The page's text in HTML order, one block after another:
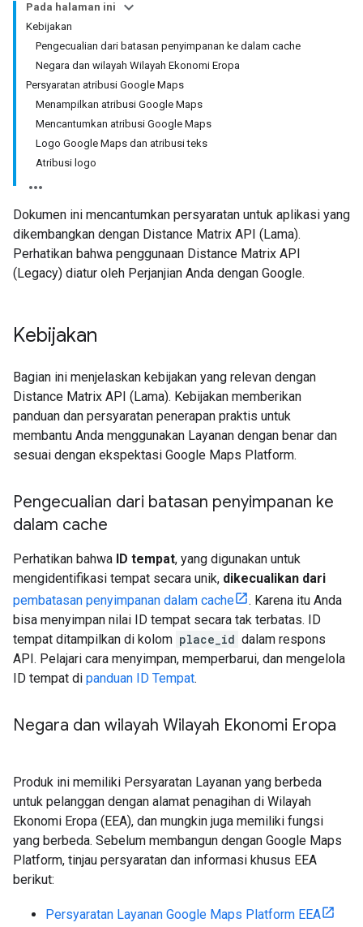
Pada halaman ini
Kebijakan
Pengecualian dari batasan penyimpanan ke dalam cache
Negara dan wilayah Wilayah Ekonomi Eropa
Persyaratan atribusi Google Maps
Menampilkan atribusi Google Maps
Mencantumkan atribusi Google Maps
Logo Google Maps dan atribusi teks
Atribusi logo
Dokumen ini mencantumkan persyaratan untuk aplikasi yang
dikembangkan dengan Distance Matrix API (Lama).
Perhatikan bahwa penggunaan Distance Matrix API
(Legacy) diatur oleh Perjanjian Anda dengan Google.
Kebijakan
Bagian ini menjelaskan kebijakan yang relevan dengan
Distance Matrix API (Lama). Kebijakan memberikan
panduan dan persyaratan penerapan praktis untuk
membantu Anda menggunakan Layanan dengan benar dan
sesuai dengan ekspektasi Google Maps Platform.
Pengecualian dari batasan penyimpanan ke
dalam cache
Perhatikan bahwa ID tempat, yang digunakan untuk
mengidentifikasi tempat secara unik, dikecualikan dari
pembatasan penyimpanan dalam cache
. Karena itu Anda
bisa menyimpan nilai ID tempat secara tak terbatas. ID
tempat ditampilkan di kolom place_id dalam respons
API. Pelajari cara menyimpan, memperbarui, dan mengelola
ID tempat di panduan ID Tempat.
Negara dan wilayah Wilayah Ekonomi Eropa
Produk ini memiliki Persyaratan Layanan yang berbeda
untuk pelanggan dengan alamat penagihan di Wilayah
Ekonomi Eropa (EEA), dan mungkin juga memiliki fungsi
yang berbeda. Sebelum membangun dengan Google Maps
Platform, tinjau persyaratan dan informasi khusus EEA
berikut:
Persyaratan Layanan Google Maps Platform EEA